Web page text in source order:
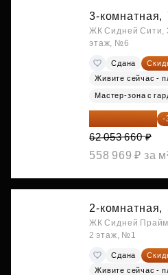
3-комнатная,
ЖК Сидней Сити,
этаж, №6
Сдана
Живите сейчас -
Мастер-зона с
42 817 025 ₽ -
62 053 660 ₽
558 969 ₽ за
2-комнатная,
ЖК Сидней
2 этаж, №1
Сдана
Живите сейчас -